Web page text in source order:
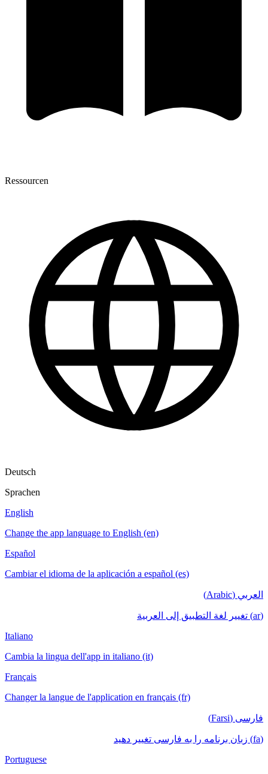
Ressourcen
Deutsch
Sprachen
English
Change the app language to English (en)
Español
Cambiar el idioma de la aplicación a español (es)
العربي (Arabic)
(ar) تغيير لغة التطبيق إلى العربية
Italiano
Cambia la lingua dell'app in italiano (it)
Français
Changer la langue de l'application en français (fr)
فارسی (Farsi)
(fa) زبان برنامه را به فارسی تغییر دهید
Portuguese